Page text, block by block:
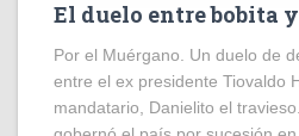
El duelo entre bobita
Por el Muérgano. Un duelo de
entre el ex presidente Tiovaldo
mandatario, Danielito el